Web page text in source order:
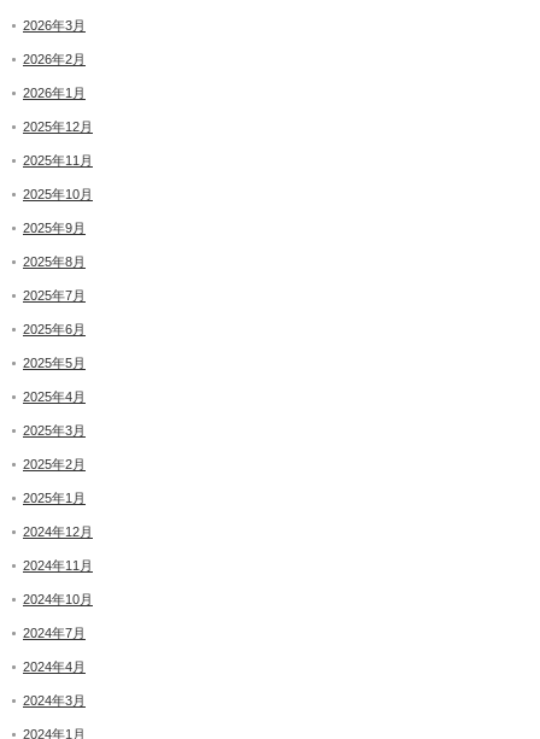
2026年3月
2026年2月
2026年1月
2025年12月
2025年11月
2025年10月
2025年9月
2025年8月
2025年7月
2025年6月
2025年5月
2025年4月
2025年3月
2025年2月
2025年1月
2024年12月
2024年11月
2024年10月
2024年7月
2024年4月
2024年3月
2024年1月